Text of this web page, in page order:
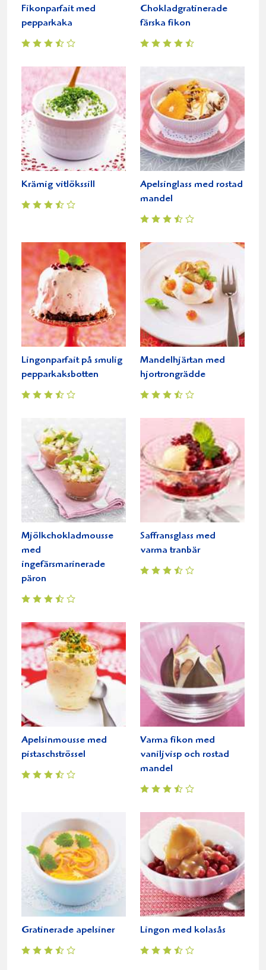
Fikonparfait med
pepparkaka
Chokladgratinerade
färska fikon
Krämig vitlökssill
Apelsinglass med rostad
mandel
Lingonparfait på smulig
pepparkaksbotten
Mandelhjärtan med
hjortrongrädde
Mjölkchokladmousse
med
ingefärsmarinerade
päron
Saffransglass med
varma tranbär
Apelsinmousse med
pistaschströssel
Varma fikon med
vaniljvisp och rostad
mandel
Gratinerade apelsiner Lingon med kolasås